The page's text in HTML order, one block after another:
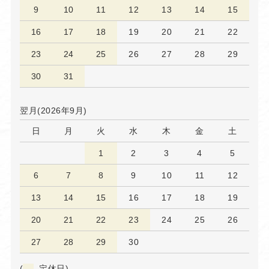
9 10 11 12 13 14 15
16 17 18 19 20 21 22
23 24 25 26 27 28 29
30 31
翌月(2026年9月)
日 月 火 水 木 金 土
1 2 3 4 5
6 7 8 9 10 11 12
13 14 15 16 17 18 19
20 21 22 23 24 25 26
27 28 29 30